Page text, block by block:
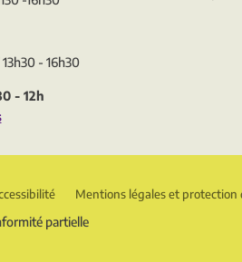
- 16h30
- 12h
Mentions légales et protection
partielle